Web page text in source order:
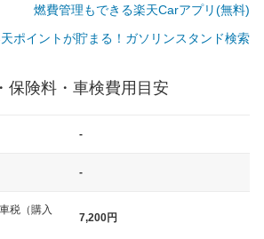
燃費管理もできる楽天Carアプリ(無料)
ポイントが貯まる！ガソリンスタンド検索
保険料・車検費用目安
-
-
税（購入
7,200円